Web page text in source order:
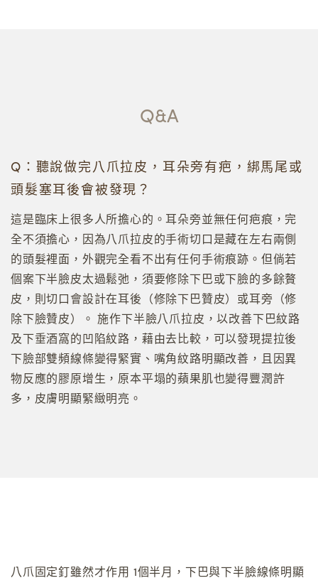
Q&A
Q：聽說做完八爪拉皮，耳朵旁有疤，綁馬尾或
頭髮塞耳後會被發現？
這是臨床上很多人所擔心的。耳朵旁並無任何疤痕，完
全不須擔心，因為八爪拉皮的手術切口是藏在左右兩側
的頭髮裡面，外觀完全看不出有任何手術痕跡。但倘若
個案下半臉皮太過鬆弛，須要修除下巴或下臉的多餘贅
皮，則切口會設計在耳後（修除下巴贊皮）或耳旁（修
除下臉贊皮）。 施作下半臉八爪拉皮，以改善下巴紋路
及下垂酒窩的凹陷紋路，藉由去比較，可以發現提拉後
下臉部雙頻線條變得緊實、嘴角紋路明顯改善，且因異
物反應的膠原增生，原本平塌的蘋果肌也變得豐潤許
多，皮膚明顯緊緻明亮。
八爪固定釘雖然才作用 1個半月，下巴與下半臉線條明顯